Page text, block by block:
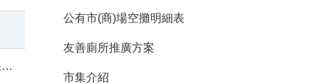
公有市(商)場空攤明細表
友善廁所推廣方案
市集介紹